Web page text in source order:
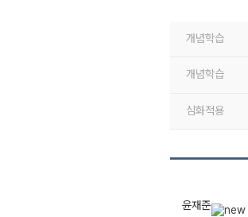
개념학습
개념학습
심화적용
윤재준